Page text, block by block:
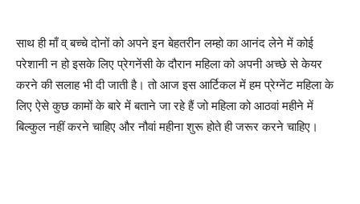
साथ ही माँ व् बच्चे दोनों को अपने इन बेहतरीन लम्हो का आनंद लेने में कोई
परेशानी न हो इसके लिए प्रेगनेंसी के दौरान महिला को अपनी अच्छे से केयर
करने की सलाह भी दी जाती है। तो आज इस आर्टिकल में हम प्रेग्नेंट महिला के
लिए ऐसे कुछ कामों के बारे में बताने जा रहे हैं जो महिला को आठवां महीने में
बिल्कुल नहीं करने चाहिए और नौवां महीना शुरू होते ही जरूर करने चाहिए।